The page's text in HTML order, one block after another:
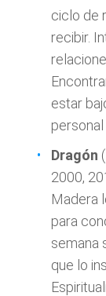
ciclo de
recibir.
estar
Dragón
2000,
Madera
para
semana
que lo